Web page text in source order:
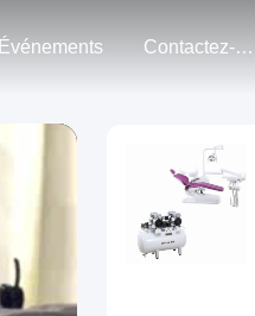
Événements Contactez-Nous